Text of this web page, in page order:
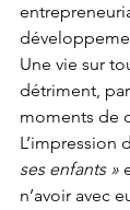
Une vie sur
détriment,
moments de
L’impression
ses enfants »
n’avoir avec